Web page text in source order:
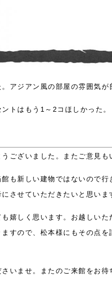
アジアン風の部屋の雰囲気が
トはもう1～2コほしかった。
ございました。またご意見も
も新しい建物ではないので
させていただきたいと思いま
嬉しく思います。お越しい
すので、松本様にもその点
いませ。またのご来館をお待